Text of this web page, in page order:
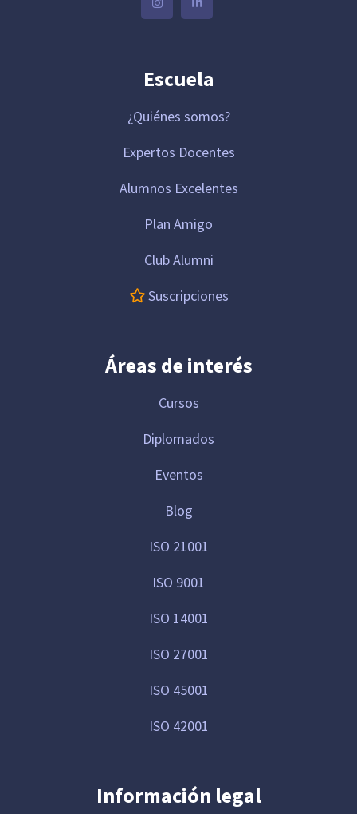
Escuela
¿Quiénes somos?
Expertos Docentes
Alumnos Excelentes
Plan Amigo
Club Alumni
Suscripciones
Áreas de interés
Cursos
Diplomados
Eventos
Blog
ISO 21001
ISO 9001
ISO 14001
ISO 27001
ISO 45001
ISO 42001
Información legal